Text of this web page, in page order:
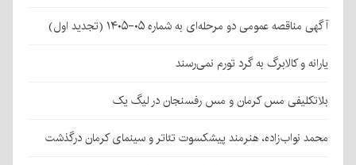
آگهی مناقصه عمومی دو مرحله‌ای به شماره ۰۵-۱۴۰۵ (تجدید اول)
یارانه و کالابرگ به گرد تورم نمی‌رسند
بلاتکلیفی مس کرمان و مس رفسنجان در لیگ یک
محمد نواب‌زاده، هنرمند پیشکسوت تئاتر و سینمای کرمان درگذشت